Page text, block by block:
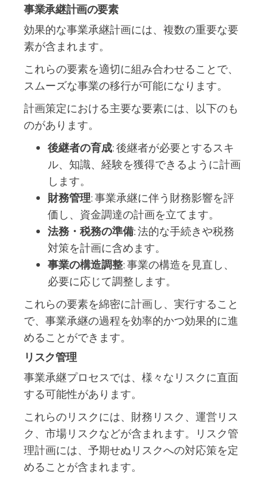
事業承継計画の要素
効果的な事業承継計画には、複数の重要な要
素が含まれます。
これらの要素を適切に組み合わせることで、
スムーズな事業の移行が可能になります。
計画策定における主要な要素には、以下のも
のがあります。
後継者の育成: 後継者が必要とするスキ
ル、知識、経験を獲得できるように計画
します。
財務管理: 事業承継に伴う財務影響を評
価し、資金調達の計画を立てます。
法務・税務の準備: 法的な手続きや税務
対策を計画に含めます。
事業の構造調整: 事業の構造を見直し、
必要に応じて調整します。
これらの要素を綿密に計画し、実行すること
で、事業承継の過程を効率的かつ効果的に進
めることができます。
リスク管理
事業承継プロセスでは、様々なリスクに直面
する可能性があります。
これらのリスクには、財務リスク、運営リス
ク、市場リスクなどが含まれます。リスク管
理計画には、予期せぬリスクへの対応策を定
めることが含まれます。